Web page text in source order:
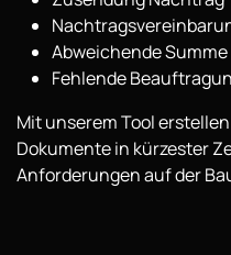
Abweichende
Fehlende
Mit unserem Tool
Dokumente in kürzester
Anforderungen auf der